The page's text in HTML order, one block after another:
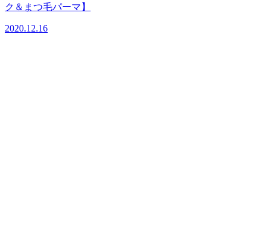
ク＆まつ毛パーマ】
2020.12.16